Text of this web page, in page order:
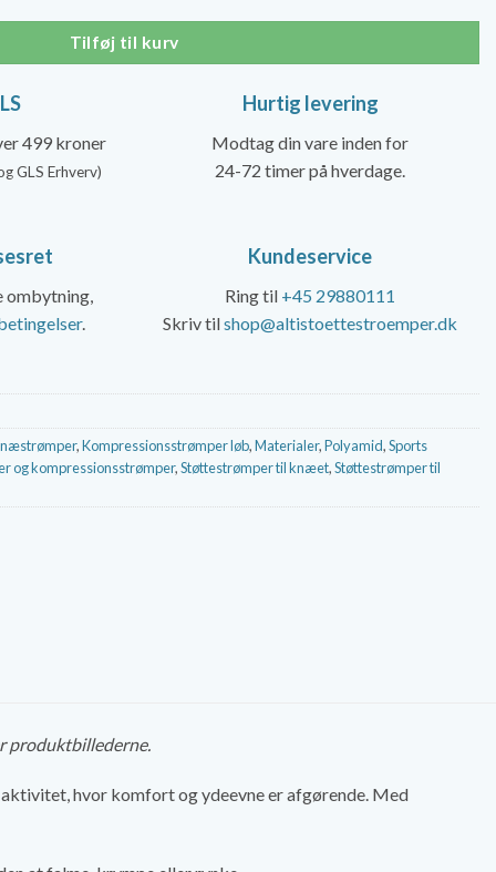
Tilføj til kurv
499 kroner
GLS Erhverv)
Hurtig levering
Modtag din vare inden for
24-72 timer på hverdage.
ombytning,
.
Kundeservice
Ring til +45 29880111
Skriv tilshop@altistoettestroemper.dk
,Kompressionsstrømper løb,Materialer,Polyamid,Sports
og kompressionsstrømper,Støttestrømper til knæet,Støttestrømper til
produktbillederne.
hvor komfort og ydeevne er afgørende. Med